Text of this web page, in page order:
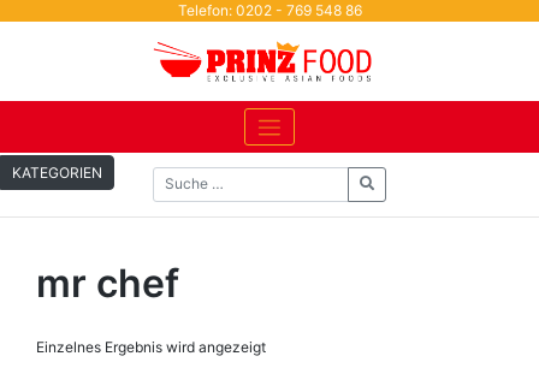
Telefon: 0202 - 769 548 86
KATEGORIEN
mr chef
Einzelnes Ergebnis wird angezeigt